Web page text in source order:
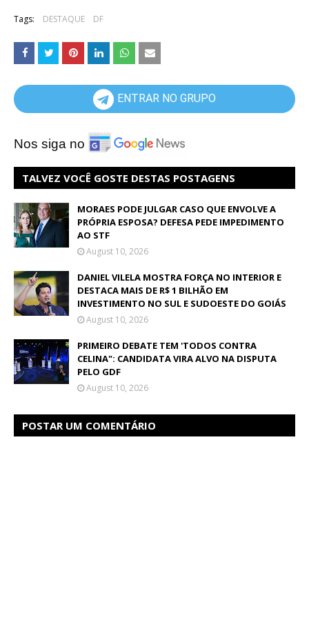
Tags: DESTAQUE DF
ENTRAR NO GRUPO
Nos siga no
TALVEZ VOCÊ GOSTE DESTAS POSTAGENS
MORAES PODE JULGAR CASO QUE ENVOLVE A
PRÓPRIA ESPOSA? DEFESA PEDE IMPEDIMENTO
AO STF
August 10, 2026
DANIEL VILELA MOSTRA FORÇA NO INTERIOR E
DESTACA MAIS DE R$ 1 BILHÃO EM
INVESTIMENTO NO SUL E SUDOESTE DO GOIÁS
August 10, 2026
PRIMEIRO DEBATE TEM 'TODOS CONTRA
CELINA": CANDIDATA VIRA ALVO NA DISPUTA
PELO GDF
August 10, 2026
POSTAR UM COMENTÁRIO